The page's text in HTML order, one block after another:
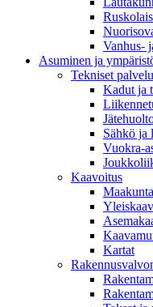
Vanhus-
Asuminen ja
Tekniset
Kadut ja
Sähkö ja
Vuokra-
Kaavoitus
Kartat